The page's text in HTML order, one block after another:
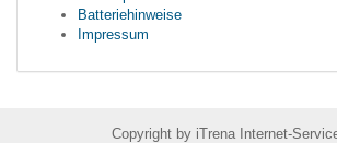
Batteriehinweise
Impressum
Copyright by iTrena Internet-